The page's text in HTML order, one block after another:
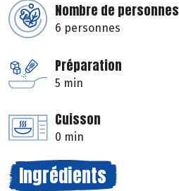
Nombre de personnes
6 personnes
Préparation
5 min
Cuisson
0 min
Ingrédients